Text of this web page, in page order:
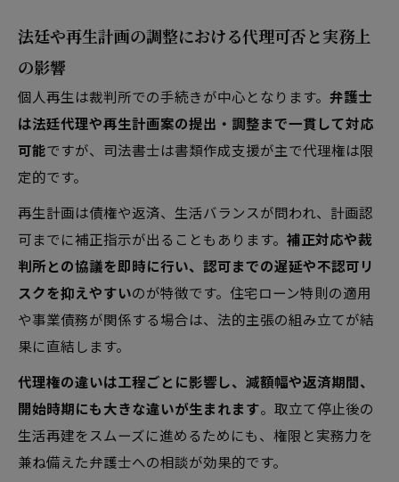
法廷や再生計画の調整における代理可否と実務上
の影響
個人再生は裁判所での手続きが中心となります。 弁護士
は法廷代理や再生計画案の提出・調整まで一貫して対応
可能ですが、司法書士は書類作成支援が主で代理権は限
定的です。
再生計画は債権や返済、生活バランスが問われ、計画認
可までに補正指示が出ることもあります。 補正対応や裁
判所との協議を即時に行い、認可までの遅延や不認可リ
スクを抑えやすいのが特徴です。住宅ローン特則の適用
や事業債務が関係する場合は、法的主張の組み立てが結
果に直結します。
代理権の違いは工程ごとに影響し、減額幅や返済期間、
開始時期にも大きな違いが生まれます。取立て停止後の
生活再建をスムーズに進めるためにも、権限と実務力を
兼ね備えた弁護士への相談が効果的です。